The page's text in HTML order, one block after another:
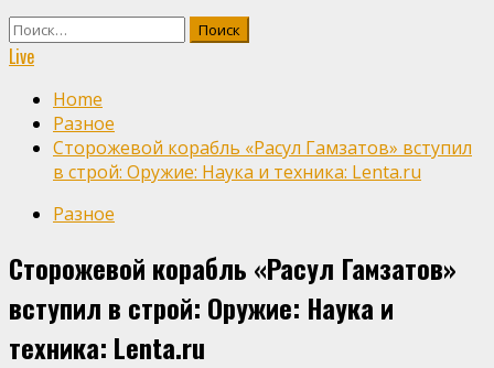
Найти:
Live
Home
Разное
Сторожевой корабль «Расул Гамзатов» вступил
в строй: Оружие: Наука и техника: Lenta.ru
Разное
Сторожевой корабль «Расул Гамзатов»
вступил в строй: Оружие: Наука и
техника: Lenta.ru